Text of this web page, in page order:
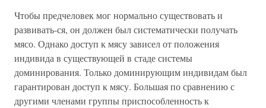
Чтобы предчеловек мог нормально существовать и
развивать-ся, он должен был систематически получать
мясо. Однако доступ к мясу зависел от положения
индивида в существующей в стаде системы
доминирования. Только доминирующим индивидам был
гарантирован доступ к мясу. Большая по сравнению с
другими членами группы приспособленность к